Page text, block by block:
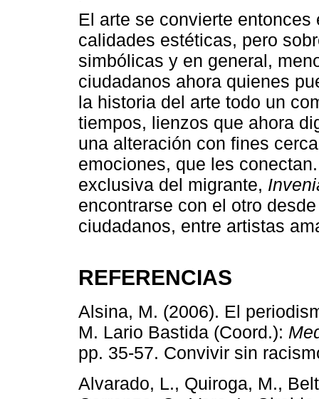
El arte se convierte
calidades estéticas, pero
simbólicas y en general,
ciudadanos ahora quienes
la historia del arte todo un
tiempos, lienzos que ahora
una alteración con fines
emociones, que les
exclusiva del migrante,
encontrarse con el otro
ciudadanos, entre artistas
REFERENCIAS
Alsina, M. (2006). El
M. Lario Bastida (Coord.):
pp. 35-57. Convivir sin
Alvarado, L., Quiroga, M.,